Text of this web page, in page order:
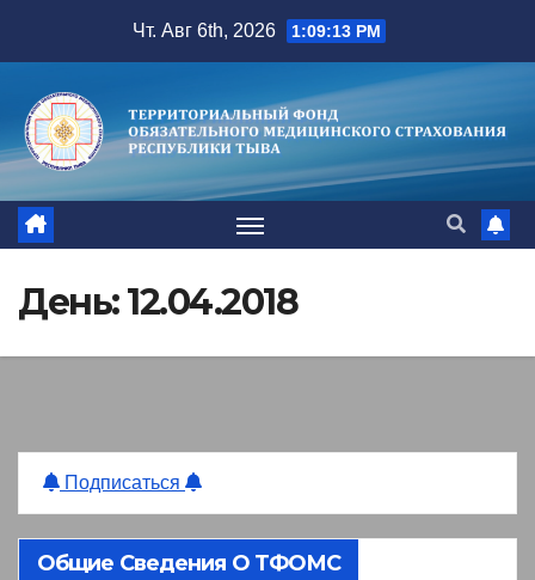
содержимому
Чт. Авг 6th, 2026 1:09:13 PM
День:12.04.2018
Подписаться
Общие Сведения О ТФОМС